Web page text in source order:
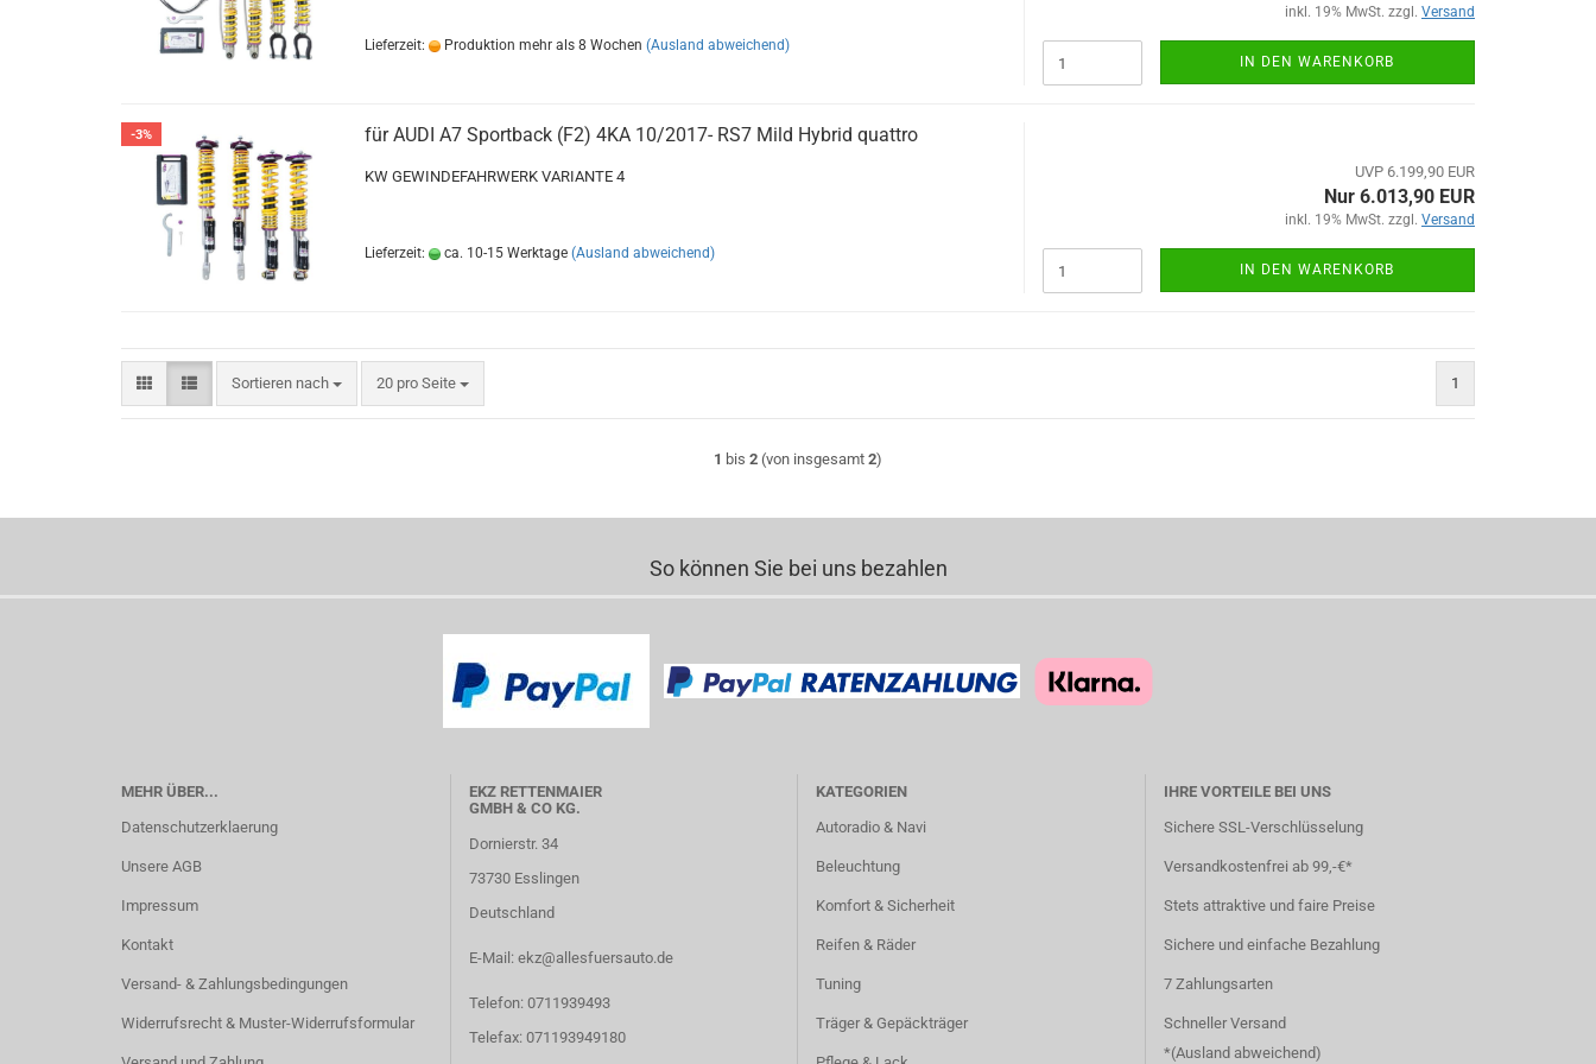
Lieferzeit: Produktion mehr als 8 Wochen (Ausland abweichend)
inkl. 19% MwSt. zzgl. Versand
IN DEN WARENKORB
-3% für AUDI A7 Sportback (F2) 4KA 10/2017- RS7 Mild Hybrid quattro
KW GEWINDEFAHRWERK VARIANTE 4
Lieferzeit: ca. 10-15 Werktage (Ausland abweichend)
UVP 6.199,90 EUR
Nur 6.013,90 EUR
inkl. 19% MwSt. zzgl. Versand
IN DEN WARENKORB
Sortieren nach
Sortieren nach 20 pro Seite
pro Seite 1
1 bis 2 (von insgesamt 2)
So können Sie bei uns bezahlen
MEHR ÜBER...
Datenschutzerklaerung
Unsere AGB
Impressum
Kontakt
Versand- & Zahlungsbedingungen
Widerrufsrecht & Muster-Widerrufsformular
EKZ RETTENMAIER
GMBH & CO KG.
Dornierstr. 34
73730 Esslingen
Deutschland
E-Mail: ekz@allesfuersauto.de
Telefon: 0711939493
Telefax: 071193949180
KATEGORIEN
Autoradio & Navi
Beleuchtung
Komfort & Sicherheit
Reifen & Räder
Tuning
Träger & Gepäckträger
IHRE VORTEILE BEI UNS
Sichere SSL-Verschlüsselung
Versandkostenfrei ab 99,-€*
Stets attraktive und faire Preise
Sichere und einfache Bezahlung
7 Zahlungsarten
Schneller Versand
*(Ausland abweichend)